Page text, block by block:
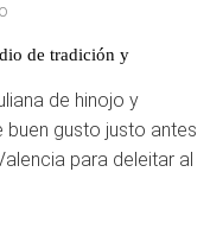
de tradición y
de hinojo y
gusto justo antes
para deleitar al